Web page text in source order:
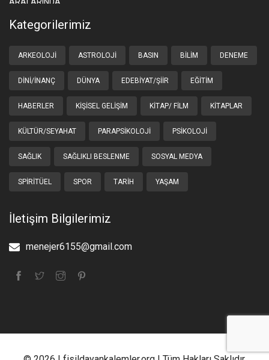
Kategorilerimiz
ARKEOLOJI ASTROLOJI BASIN BILIM DENEME
DINI/İNANÇ DÜNYA EDEBIYAT/ŞIIR EĞITIM
HABERLER KIŞISEL GELIŞIM KITAP/ FILM KITAPLAR
KÜLTÜR/SEYAHAT PARAPSIKOLOJI PSIKOLOJI
SAĞLIK SAĞLIKLI BESLENME SOSYAL MEDYA
SPIRITÜEL SPOR TARIH YAŞAM
İletişim Bilgilerimiz
menejer6155@gmail.com